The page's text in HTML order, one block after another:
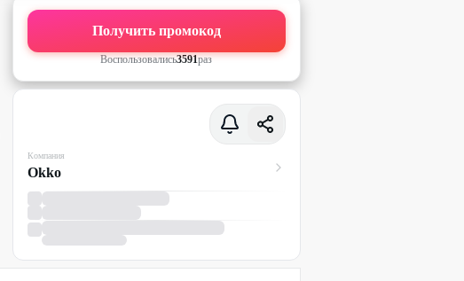
Получить промокод
Воспользовались3591раз
Компания
Okko